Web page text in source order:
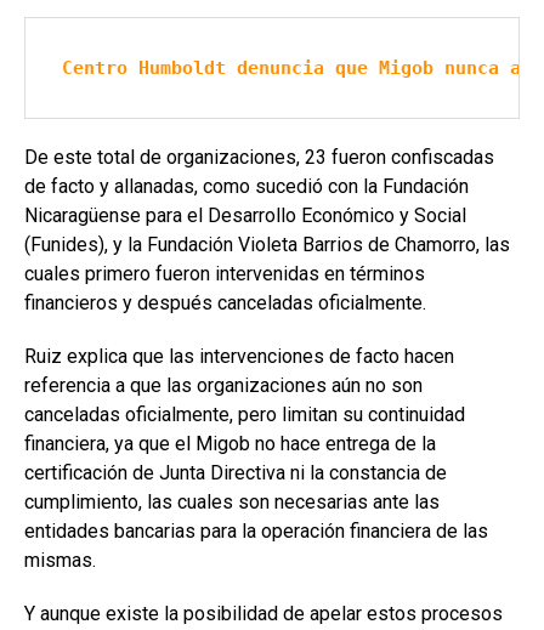
Centro Humboldt denuncia que Migob nunca
De este total de organizaciones, 23 fueron confiscadas
de facto y allanadas, como sucedió con la Fundación
Nicaragüense para el Desarrollo Económico y Social
(Funides), y la Fundación Violeta Barrios de Chamorro, las
cuales primero fueron intervenidas en términos
financieros y después canceladas oficialmente.
Ruiz explica que las intervenciones de facto hacen
referencia a que las organizaciones aún no son
canceladas oficialmente, pero limitan su continuidad
financiera, ya que el Migob no hace entrega de la
certificación de Junta Directiva ni la constancia de
cumplimiento, las cuales son necesarias ante las
entidades bancarias para la operación financiera de las
mismas.
Y aunque existe la posibilidad de apelar estos procesos